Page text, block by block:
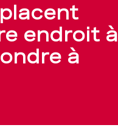
endroit à
à